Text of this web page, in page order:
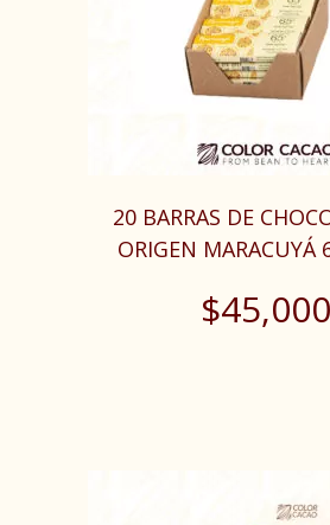
20 BARRAS DE
ORIGEN MARACUYÁ
$45,000